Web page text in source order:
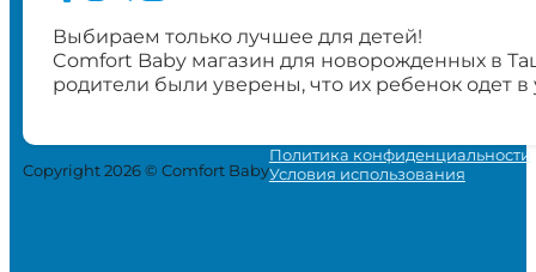
Выбираем только лучшее для детей!
Comfort Baby магазин для новорожденных в
родители были уверены, что их ребенок одет
Copyright 2026 © Comfort Baby
Политика конфиденциальности
Условия использования